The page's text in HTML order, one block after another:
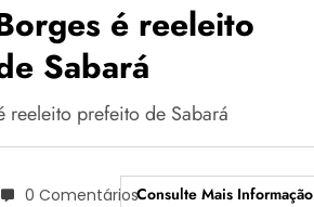
é reeleito
Sabará
reeleito prefeito de Sabará
0 ComentáriosConsulte Mais Informação